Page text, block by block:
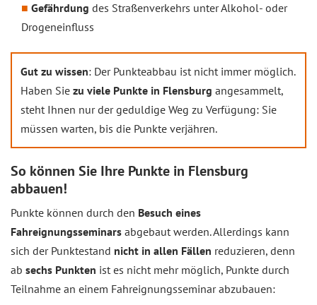
Gefährdung des Straßenverkehrs unter Alkohol- oder
Drogeneinfluss
Gut zu wissen: Der Punkteabbau ist nicht immer möglich.
Haben Sie zu viele Punkte in Flensburg angesammelt,
steht Ihnen nur der geduldige Weg zu Verfügung: Sie
müssen warten, bis die Punkte verjähren.
So können Sie Ihre Punkte in Flensburg
abbauen!
Punkte können durch den Besuch eines
Fahreignungsseminars abgebaut werden. Allerdings kann
sich der Punktestand nicht in allen Fällen reduzieren, denn
ab sechs Punkten ist es nicht mehr möglich, Punkte durch
Teilnahme an einem Fahreignungsseminar abzubauen: